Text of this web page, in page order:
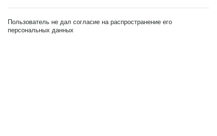
Пользователь не дал согласие на распространение его
персональных данных